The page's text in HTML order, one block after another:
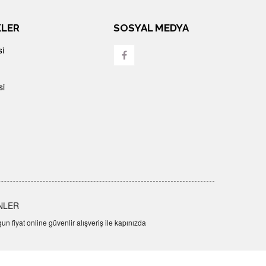
SOSYAL MEDYA
fiyat online güvenlir alışveriş ile kapınızda